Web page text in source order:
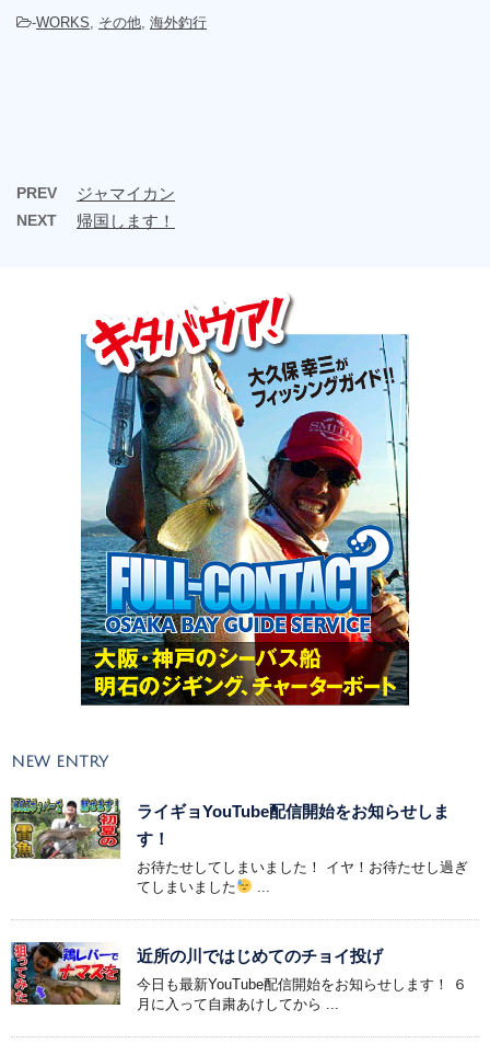
-WORKS その他 海外釣行
PREV ジャマイカン
NEXT 帰国します！
NEW ENTRY
ライギョYouTube配信開始をお知らせしま
す！
お待たせしてしまいました！ イヤ！お待たせし過ぎ
てしまいました
近所の川ではじめてのチョイ投げ
今日も最新YouTube配信開始をお知らせします！ ６
月に入って自粛あけしてから ...